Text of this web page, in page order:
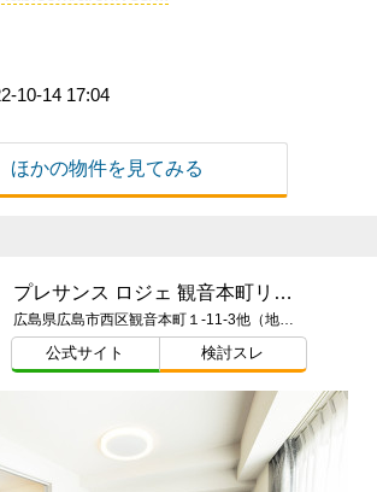
10-14 17:04
ほかの物件を見てみる
プレサンス ロジェ 観音本町リバービスタ
広島県広島市西区観音本町１-11-3他（地番）
公式サイト 検討スレ